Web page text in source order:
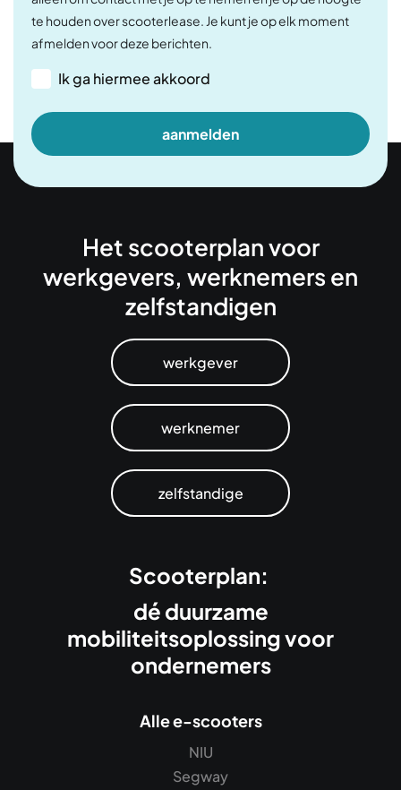
te houden over scooterlease. Je kunt je op elk moment
afmelden voor deze berichten.
Ik ga hiermee akkoord
aanmelden
Het scooterplan voor
werkgevers, werknemers en
zelfstandigen
werkgever
werknemer
zelfstandige
Scooterplan:
dé duurzame
mobiliteitsoplossing voor
ondernemers
Alle e-scooters
NIU
Segway